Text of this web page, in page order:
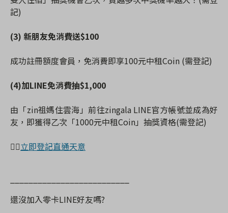
記)
(3) 新朋友免消費送$100
成功註冊額度會員，免消費即享100元中租Coin (需登記)
(4)加LINE免消費抽$1,000
由「zin祖媽住雲海」前往zingala LINE官方帳號並成為好
友，即獲得乙次「1000元中租Coin」抽獎資格(需登記)
👉🏻立即登記直通天意
還沒加入零卡LINE好友嗎?